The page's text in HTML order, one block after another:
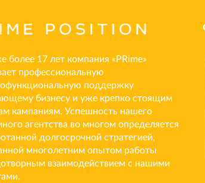
более 17 лет компания «PRime»
профессиональную
поддержку
бизнесу и уже крепко стоящим
кампаниям. Успешность нашего
агентства во многом определяется
долгосрочной стратегией,
многолетним опытом работы
взаимодействием с нашими